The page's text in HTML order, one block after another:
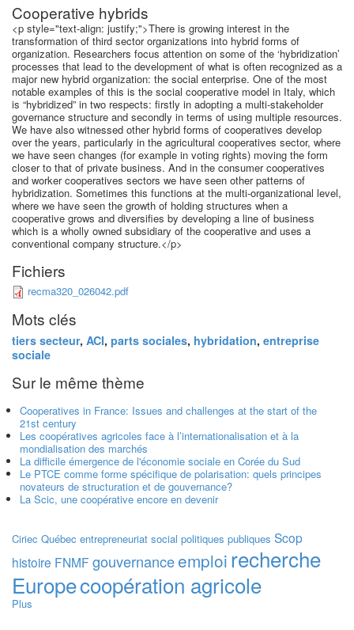
Cooperative hybrids
<p style="text-align: justify;">There is growing interest in the
transformation of third sector organizations into hybrid forms of
organization. Researchers focus attention on some of the ‘hybridization’
processes that lead to the development of what is often recognized as a
major new hybrid organization: the social enterprise. One of the most
notable examples of this is the social cooperative model in Italy, which
is “hybridized” in two respects: firstly in adopting a multi-stakeholder
governance structure and secondly in terms of using multiple resources.
We have also witnessed other hybrid forms of cooperatives develop
over the years, particularly in the agricultural cooperatives sector, where
we have seen changes (for example in voting rights) moving the form
closer to that of private business. And in the consumer cooperatives
and worker cooperatives sectors we have seen other patterns of
hybridization. Sometimes this functions at the multi-organizational level,
where we have seen the growth of holding structures when a
cooperative grows and diversifies by developing a line of business
which is a wholly owned subsidiary of the cooperative and uses a
conventional company structure.</p>
Fichiers
recma320_026042.pdf
Mots clés
tiers secteur, ACI, parts sociales, hybridation, entreprise
sociale
Sur le même thème
Cooperatives in France: Issues and challenges at the start of the
21st century
Les coopératives agricoles face à l’internationalisation et à la
mondialisation des marchés
La difficile émergence de l'économie sociale en Corée du Sud
Le PTCE comme forme spécifique de polarisation: quels principes
novateurs de structuration et de gouvernance?
La Scic, une coopérative encore en devenir
Ciriec Québec entrepreneuriat social politiques publiques Scop
histoire FNMF gouvernanceemploi recherche
Europecoopération agricole
Plus